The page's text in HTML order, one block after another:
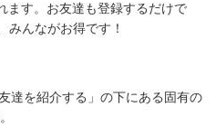
ます。お友達も登録するだけで
みんながお得です！
達を紹介する」の下にある固有の